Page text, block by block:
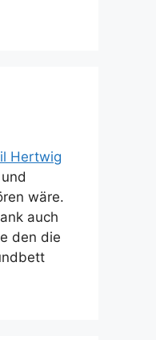
Hertwig
wäre.
auch
den die